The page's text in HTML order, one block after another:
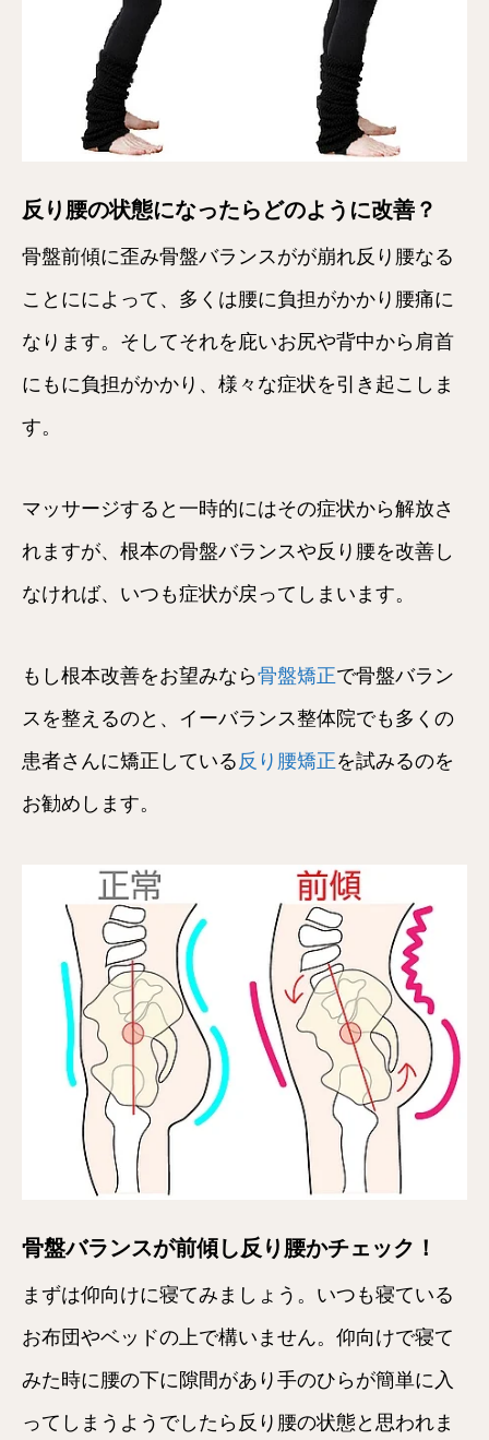
反り腰の状態になったらどのように改善？
骨盤前傾に歪み骨盤バランスがが崩れ反り腰なる
ことにによって、多くは腰に負担がかかり腰痛に
なります。そしてそれを庇いお尻や背中から肩首
にもに負担がかかり、様々な症状を引き起こしま
す。
マッサージすると一時的にはその症状から解放さ
れますが、根本の骨盤バランスや反り腰を改善し
なければ、いつも症状が戻ってしまいます。
もし根本改善をお望みなら骨盤矯正で骨盤バラン
スを整えるのと、イーバランス整体院でも多くの
患者さんに矯正している 反り腰矯正を試みるのを
お勧めします。
骨盤バランスが前傾し反り腰かチェック！
まずは仰向けに寝てみましょう。いつも寝ている
お布団やベッドの上で構いません。仰向けで寝て
みた時に腰の下に隙間があり手のひらが簡単に入
ってしまうようでしたら反り腰の状態と思われま